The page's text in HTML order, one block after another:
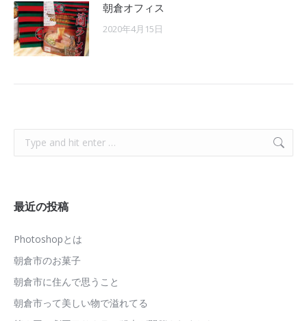
朝倉オフィス
2020年4月15日
Search:
最近の投稿
Photoshopとは
朝倉市のお菓子
朝倉市に住んで思うこと
朝倉市って美しい物で溢れてる